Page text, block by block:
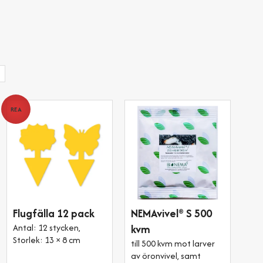
REA
Flugfälla 12 pack
Antal: 12 stycken,
Storlek: 13 × 8 cm
NEMAvivel® S 500
kvm
till 500 kvm mot larver
av öronvivel, samt